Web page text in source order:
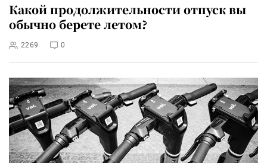
Какой продолжительности отпуск вы
обычно берете летом?
2269 0